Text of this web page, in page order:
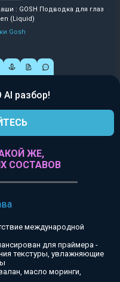
: GOSH Подводка для глаз
(Liquid)
Gosh
разбор!
ЖЕ,
СОСТАВОВ
международной
для праймера -
текстуры, увлажняющие
масло моринги,